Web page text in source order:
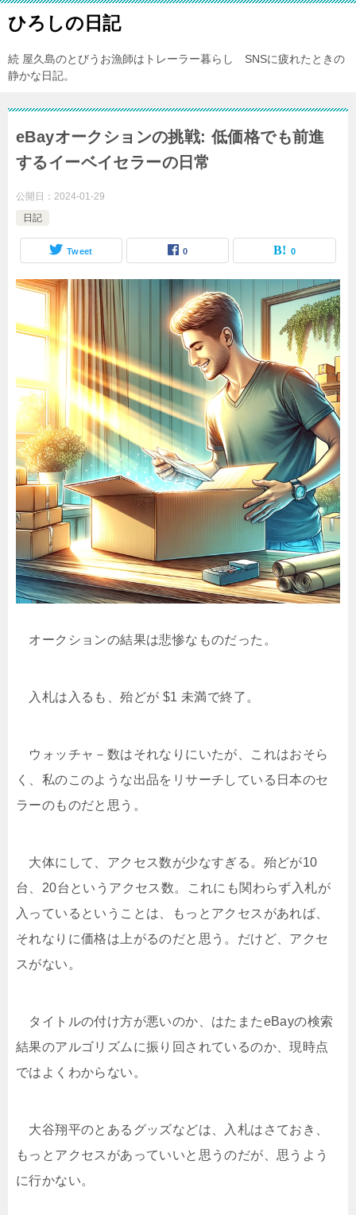
ひろしの日記
続 屋久島のとびうお漁師はトレーラー暮らし SNSに疲れたときの
静かな日記。
eBayオークションの挑戦: 低価格でも前進
するイーベイセラーの日常
公開日： 2024-01-29
日記
Tweet 0 0
オークションの結果は悲惨なものだった。
入札は入るも、殆どが $1 未満で終了。
ウォッチャ－数はそれなりにいたが、これはおそら
く、私のこのような出品をリサーチしている日本のセ
ラーのものだと思う。
大体にして、アクセス数が少なすぎる。殆どが10
台、20台というアクセス数。これにも関わらず入札が
入っているということは、もっとアクセスがあれば、
それなりに価格は上がるのだと思う。だけど、アクセ
スがない。
タイトルの付け方が悪いのか、はたまたeBayの検索
結果のアルゴリズムに振り回されているのか、現時点
ではよくわからない。
大谷翔平のとあるグッズなどは、入札はさておき、
もっとアクセスがあっていいと思うのだが、思うよう
に行かない。